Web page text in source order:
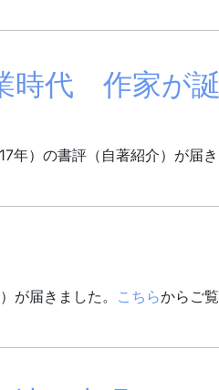
時代 作家が誕
年）の書評（自著紹介）が届き
が届きました。 こちらからご覧